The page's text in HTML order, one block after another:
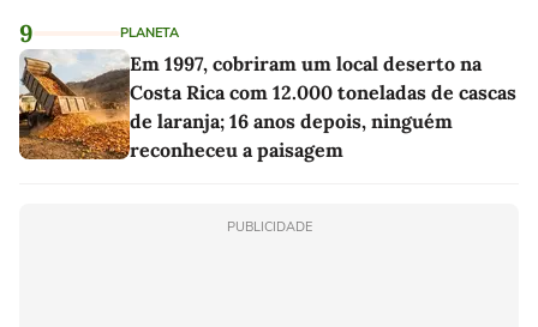
9 PLANETA
Em 1997, cobriram um local deserto na
Costa Rica com 12.000 toneladas de cascas
de laranja; 16 anos depois, ninguém
reconheceu a paisagem
PUBLICIDADE